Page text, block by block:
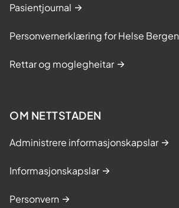
Pasientjournal
Personvernerklæring for Helse Bergen
Rettar og moglegheitar
OM NETTSTADEN
Administrere informasjonskapslar
Informasjonskapslar
Personvern